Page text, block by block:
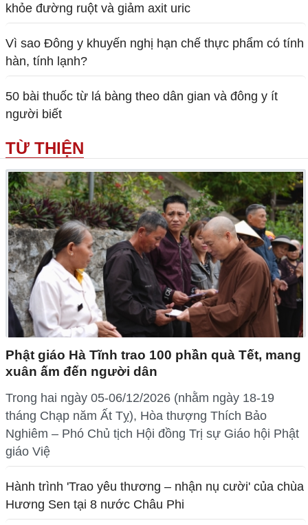
khỏe đường ruột và giảm axit uric
Vì sao Đông y khuyến nghị hạn chế thực phẩm có tính
hàn, tính lạnh?
50 bài thuốc từ lá bàng theo dân gian và đông y ít
người biết
TỪ THIỆN
Phật giáo Hà Tĩnh trao 100 phần quà Tết, mang
xuân ấm đến người dân
Trong hai ngày 05-06/12/2026 (nhằm ngày 18-19
tháng Chạp năm Ất Tỵ), Hòa thượng Thích Bảo
Nghiêm – Phó Chủ tịch Hội đồng Trị sự Giáo hội Phật
giáo Việ
Hành trình 'Trao yêu thương – nhận nụ cười' của chùa
Hương Sen tại 8 nước Châu Phi